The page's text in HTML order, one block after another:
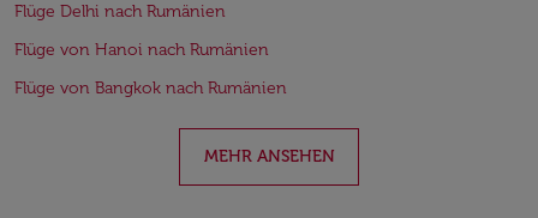
Flüge Delhi nach Rumänien
Flüge von Hanoi nach Rumänien
Flüge von Bangkok nach Rumänien
MEHR ANSEHEN